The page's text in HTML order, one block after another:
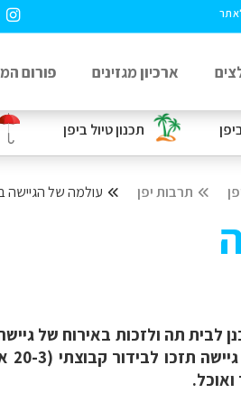
תכנון טיול ביפן
ארכיון מגזינים פורום
תרבות יפן עולמה של הגיישה
לבית תה ולזכות באירוח של
ואוכל.